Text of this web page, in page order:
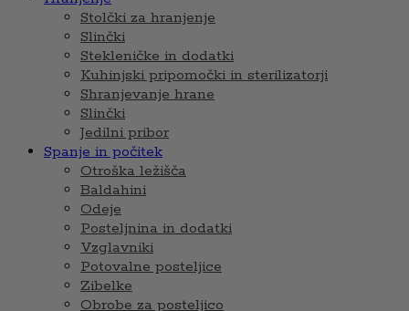
Stolčki za hranjenje
Slinčki
Stekleničke in dodatki
Kuhinjski pripomočki in sterilizatorji
Shranjevanje hrane
Slinčki
Jedilni pribor
Spanje in počitek
Otroška ležišča
Baldahini
Odeje
Posteljnina in dodatki
Vzglavniki
Potovalne posteljice
Zibelke
Obrobe za posteljico